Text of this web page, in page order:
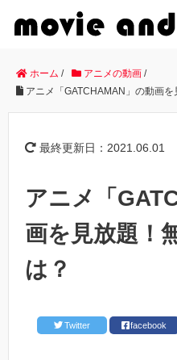
ホーム / アニメの動画 /
アニメ「GATCHAMAN」の動画
最終更新日：2021.06.01
アニメ「
画を見放題！
は？
Twitter facebook